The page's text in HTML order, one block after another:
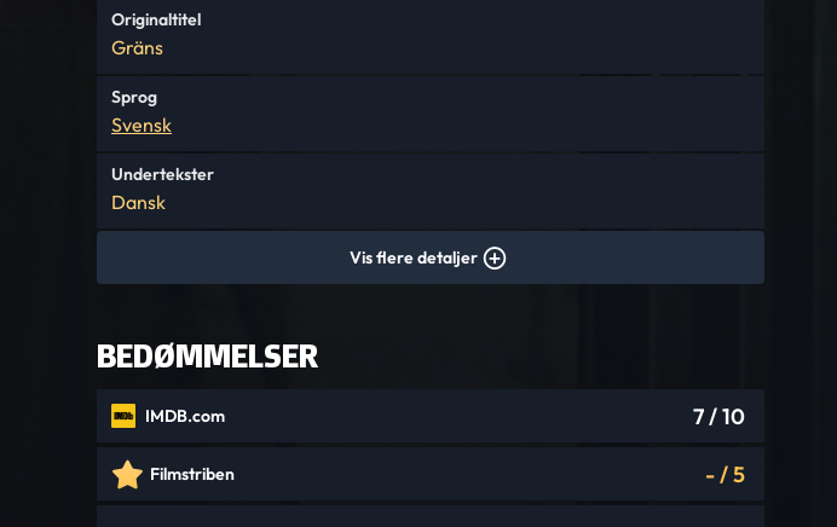
Originaltitel
Gräns
Sprog
Svensk
Undertekster
Dansk
Vis flere detaljer
BEDØMMELSER
IMDB.com 7/ 10
Filmstriben -/5